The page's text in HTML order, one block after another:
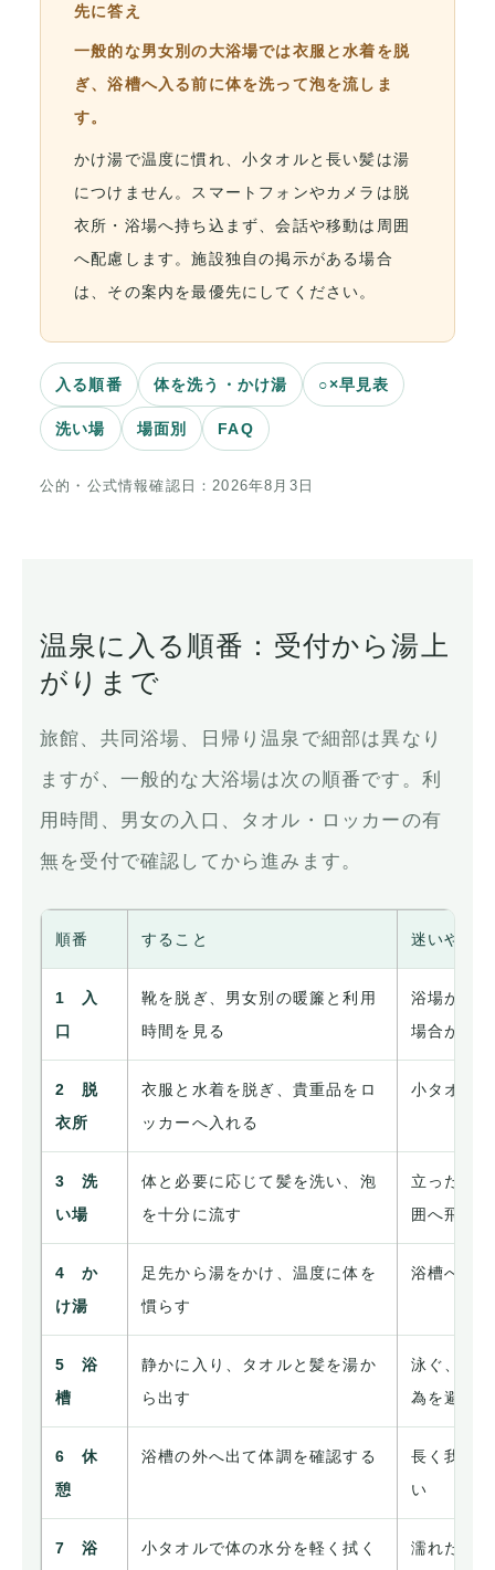
先に答え
一般的な男女別の大浴場では衣服と水着を脱
ぎ、浴槽へ入る前に体を洗って泡を流しま
す。
かけ湯で温度に慣れ、小タオルと長い髪は湯
につけません。スマートフォンやカメラは脱
衣所・浴場へ持ち込まず、会話や移動は周囲
へ配慮します。施設独自の掲示がある場合
は、その案内を最優先にしてください。
入る順番 体を洗う・かけ湯 ○×早見表
洗い場 場面別 FAQ
公的・公式情報確認日：2026年8月3日
温泉に入る順番：受付から湯上
がりまで
旅館、共同浴場、日帰り温泉で細部は異なり
ますが、一般的な大浴場は次の順番です。利
用時間、男女の入口、タオル・ロッカーの有
無を受付で確認してから進みます。
順番 すること 迷いやす
1 入
口
靴を脱ぎ、男女別の暖簾と利用
時間を見る
浴場が時
場合がある
2 脱
衣所
衣服と水着を脱ぎ、貴重品をロ
ッカーへ入れる
小タオル
3 洗
い場
体と必要に応じて髪を洗い、泡
を十分に流す
立ったま
囲へ飛び
4 か
け湯
足先から湯をかけ、温度に体を
慣らす
浴槽へ急
5 浴
槽
静かに入り、タオルと髪を湯か
ら出す
泳ぐ、潜
為を避ける
6 休
憩
浴槽の外へ出て体調を確認する
長く我慢
い
7 浴
小タオルで体の水分を軽く拭く 濡れたま